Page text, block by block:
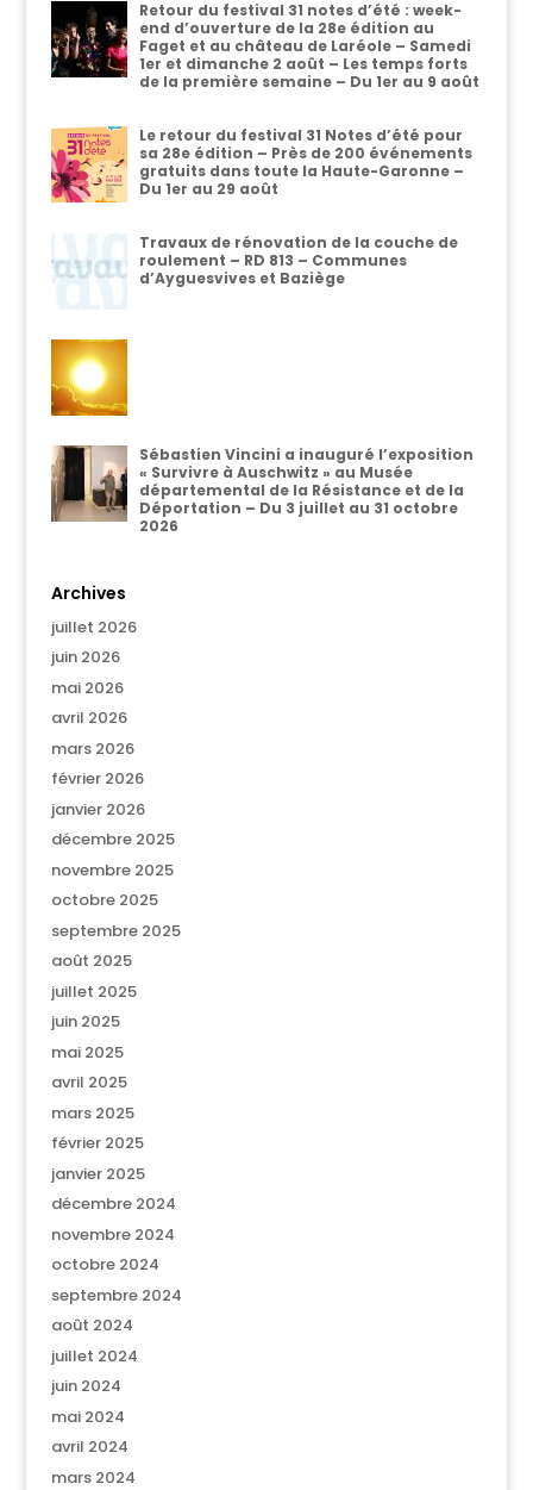
Retour du festival 31 notes d’été : week-
end d’ouverture de la 28e édition au
Faget et au château de Laréole – Samedi
1er et dimanche 2 août – Les temps forts
de la première semaine – Du 1er au 9 août
Le retour du festival 31 Notes d’été pour
sa 28e édition – Près de 200 événements
gratuits dans toute la Haute-Garonne –
Du 1er au 29 août
Travaux de rénovation de la couche de
roulement – RD 813 – Communes
d’Ayguesvives et Baziège
Sébastien Vincini a inauguré l’exposition
« Survivre à Auschwitz » au Musée
départemental de la Résistance et de la
Déportation – Du 3 juillet au 31 octobre
2026
Archives
juillet 2026
juin 2026
mai 2026
avril 2026
mars 2026
février 2026
janvier 2026
décembre 2025
novembre 2025
octobre 2025
septembre 2025
août 2025
juillet 2025
juin 2025
mai 2025
avril 2025
mars 2025
février 2025
janvier 2025
décembre 2024
novembre 2024
octobre 2024
septembre 2024
août 2024
juillet 2024
juin 2024
mai 2024
avril 2024
mars 2024